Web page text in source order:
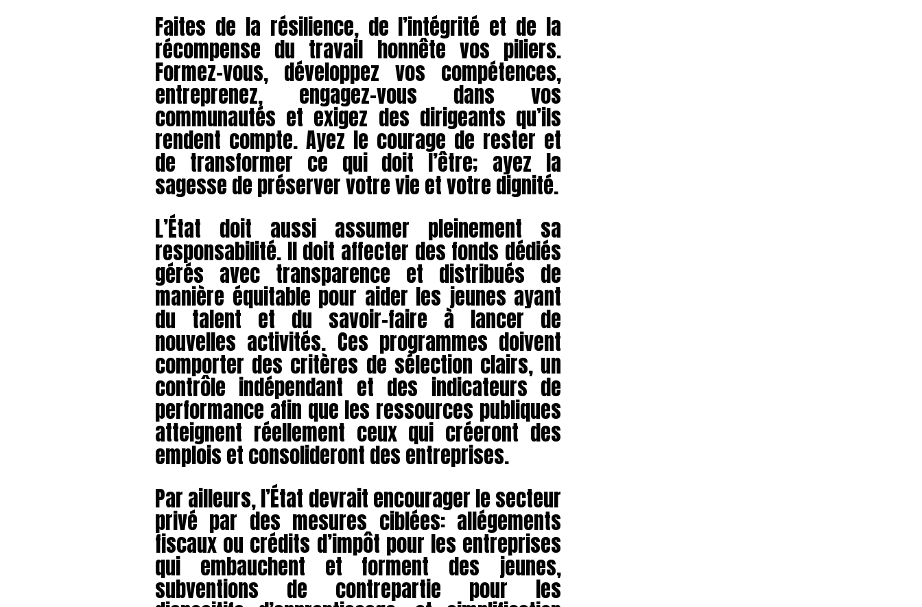
Faites de la résilience, de l’intégrité et de la
récompense du travail honnête vos piliers.
Formez-vous, développez vos compétences,
entreprenez, engagez-vous dans vos
communautés et exigez des dirigeants qu’ils
rendent compte. Ayez le courage de rester et
de transformer ce qui doit l’être; ayez la
sagesse de préserver votre vie et votre dignité.
L’État doit aussi assumer pleinement sa
responsabilité. Il doit affecter des fonds dédiés
gérés avec transparence et distribués de
manière équitable pour aider les jeunes ayant
du talent et du savoir-faire à lancer de
nouvelles activités. Ces programmes doivent
comporter des critères de sélection clairs, un
contrôle indépendant et des indicateurs de
performance afin que les ressources publiques
atteignent réellement ceux qui créeront des
emplois et consolideront des entreprises.
Par ailleurs, l’État devrait encourager le secteur
privé par des mesures ciblées: allégements
fiscaux ou crédits d’impôt pour les entreprises
qui embauchent et forment des jeunes,
subventions de contrepartie pour les